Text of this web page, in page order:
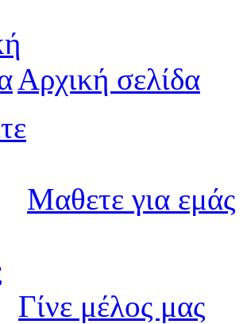
Αρχική σελίδα
Μαθετε για εμάς
Γίνε μέλος μας